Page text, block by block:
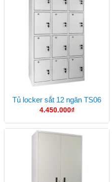
Tủ locker sắt 12 ngăn TS06
4.450.000₫